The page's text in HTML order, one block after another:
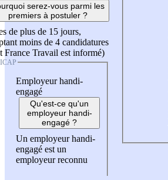
serez-vous parmi les
premiers à postuler ?
de plus de 15 jours,
moins de 4 candidatures
France Travail est informé)
Employeur handi-
engagé
Qu'est-ce qu'un
employeur handi-
engagé ?
Un employeur handi-
engagé est un
employeur reconnu